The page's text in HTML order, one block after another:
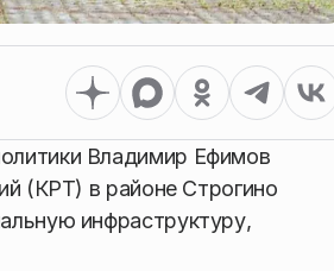
Владимир Ефимов
(КРТ) в районе Строгино
инфраструктуру,